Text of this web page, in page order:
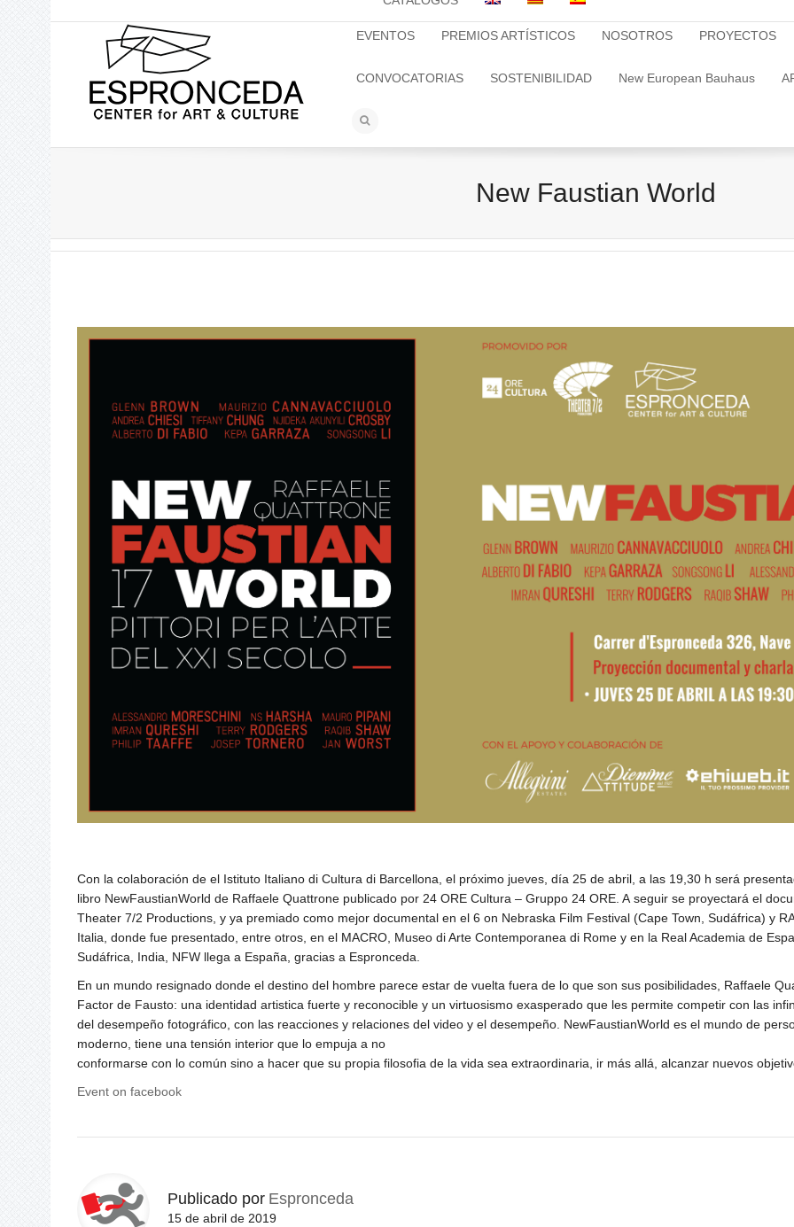
EVENTOS PREMIOS ARTÍSTICOS NOSOTROS PROYECTOS
CONVOCATORIAS SOSTENIBILIDAD New European Bauhaus
New Faustian World
Con la colaboración de el Istituto Italiano di Cultura di Barcellona, el próximo jueves, día 25 de abril, a las 19,30 h será
libro NewFaustianWorld de Raffaele Quattrone publicado por 24 ORE Cultura – Gruppo 24 ORE. A seguir se proyectará el
Theater 7/2 Productions, y ya premiado como mejor documental en el 6 on Nebraska Film Festival (Cape Town, Sudáfrica) y
Italia, donde fue presentado, entre otros, en el MACRO, Museo di Arte Contemporanea di Rome y en la Real Academia de
Sudáfrica, India, NFW llega a España, gracias a Espronceda.
En un mundo resignado donde el destino del hombre parece estar de vuelta fuera de lo que son sus posibilidades, Raffaele
Factor de Fausto: una identidad artistica fuerte y reconocible y un virtuosismo exasperado que les permite competir con las
del desempeño fotográfico, con las reacciones y relaciones del video y el desempeño. NewFaustianWorld es el mundo de
moderno, tiene una tensión interior que lo empuja a no
conformarse con lo común sino a hacer que su propia filosofia de la vida sea extraordinaria, ir más allá, alcanzar nuevos
Event on facebook
Publicado por Espronceda
15 de abril de 2019